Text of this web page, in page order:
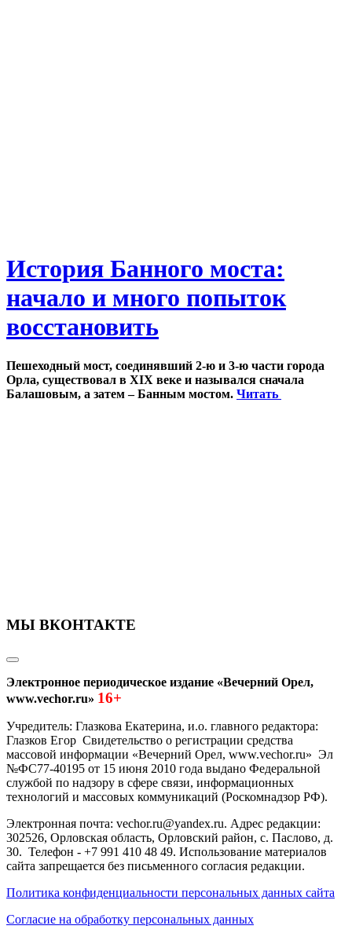
История Банного моста:
начало и много попыток
восстановить
Пешеходный мост, соединявший 2-ю и 3-ю части города
Орла, существовал в XIX веке и назывался сначала
Балашовым, а затем – Банным мостом. Читать
МЫ ВКОНТАКТЕ
Электронное периодическое издание «Вечерний Орел,
www.vechor.ru» 16+
Учредитель: Глазкова Екатерина, и.о. главного редактора:
Глазков Егор Свидетельство о регистрации средства
массовой информации «Вечерний Орел, www.vechor.ru» Эл
№ФС77-40195 от 15 июня 2010 года выдано Федеральной
службой по надзору в сфере связи, информационных
технологий и массовых коммуникаций (Роскомнадзор РФ).
Электронная почта: vechor.ru@yandex.ru. Адрес редакции:
302526, Орловская область, Орловский район, с. Паслово, д.
30. Телефон - +7 991 410 48 49. Использование материалов
сайта запрещается без письменного согласия редакции.
Политика конфиденциальности персональных данных сайта
Согласие на обработку персональных данных